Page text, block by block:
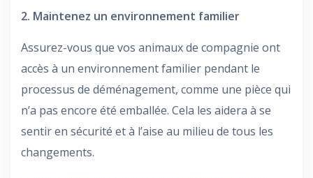
2. Maintenez un environnement familier
Assurez-vous que vos animaux de compagnie ont
accès à un environnement familier pendant le
processus de déménagement, comme une pièce qui
n’a pas encore été emballée. Cela les aidera à se
sentir en sécurité et à l’aise au milieu de tous les
changements.